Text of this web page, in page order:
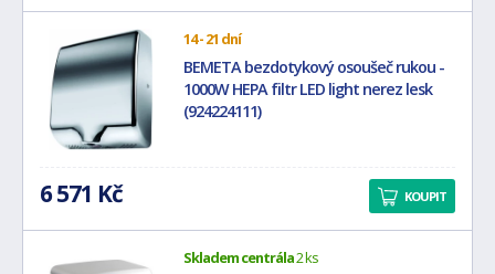
14 - 21 dní
BEMETA bezdotykový osoušeč rukou -
1000W HEPA filtr LED light nerez lesk
(924224111)
6 571 Kč KOUPIT
Skladem centrála2 ks